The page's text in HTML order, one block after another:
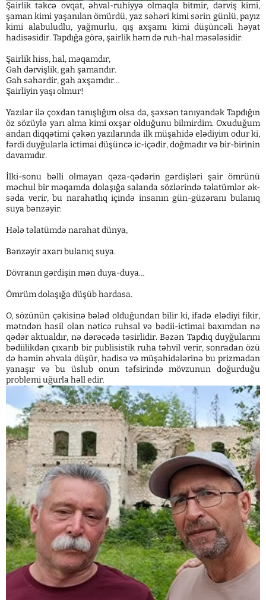
Şairlik təkcə ovqat, əhval-ruhiyyə olmaqla bitmir, dərviş kimi,
şaman kimi yaşanılan ömürdü, yaz səhəri kimi sərin günlü, payız
kimi alabuludlu, yağmurlu, qış axşamı kimi düşüncəli həyat
hadisəsidir. Tapdığa görə, şairlik həm də ruh-hal məsələsidir:
Şairlik hiss, hal, məqamdır,
Gah dərvişlik, gah şamandır.
Gah səhərdir, gah axşamdır…
Şairliyin yaşı olmur!
Yazılar ilə çoxdan tanışlığım olsa da, şəxsən ta­nıyandək Tapdığın
öz sözüylə yarı alma kimi oxşar ol­duğunu bilmirdim. Oxuduğum
andan diq­qə­ti­mi çəkən yazılarında ilk müşahidə elədiyim odur ki,
fər­di duyğularla ictimai düşüncə ic-içədir, doğmadır və bir-birinin
davamıdır.
İlki-sonu bəlli olmayan qəza-qədərin gərdişləri şair ömrünü
məchul bir məqamda dolaşığa salanda sözlərində təlatümlər ək-
səda verir, bu narahatlıq içində insanın gün-güzəranı bulanıq
suya bənzəyir:
Hələ təlatümdə narahat dünya,
Bənzəyir axarı bulanıq suya.
Dövranın gərdişin mən duya-duya…
Ömrüm dolaşığa düşüb hardasa.
O, sözünün çəkisinə bələd olduğundan bilir ki, ifadə elədiyi fikir,
mətndən hasil olan nəticə ruhsal və bədii-ictimai baxımdan nə
qədər aktualdır, nə dərəcədə təsirlidir. Bəzən Tapdıq duyğularını
bədiilikdən çıxarıb bir publisistik ruha təhvil verir, sonradan özü
də həmin əhvala düşür, hadisə və müşahidələrinə bu prizmadan
yanaşır və bu üslub onun təfsirində mövzunun doğurduğu
problemi uğurla həll edir.